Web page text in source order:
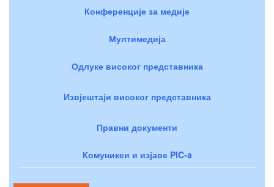
Конференције за медије
Мултимедија
Одлуке високог представника
Извјештаји високог представника
Правни документи
Комуникеи и изјаве PIC-a